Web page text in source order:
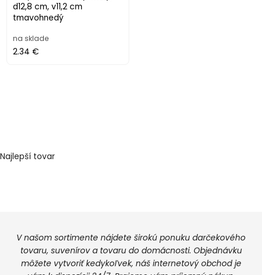
d12,8 cm, v11,2 cm
tmavohnedý
na sklade
2.34 €
Najlepší tovar
V našom sortimente nájdete širokú ponuku darčekového
tovaru, suvenírov a tovaru do domácnosti. Objednávku
môžete vytvoriť kedykoľvek, náš internetový obchod je